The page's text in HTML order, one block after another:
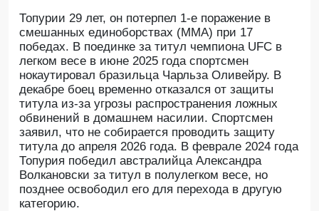
Топурии 29 лет, он потерпел 1-е поражение в
смешанных единоборствах (MMA) при 17
победах. В поединке за титул чемпиона UFC в
легком весе в июне 2025 года спортсмен
нокаутировал бразильца Чарльза Оливейру. В
декабре боец временно отказался от защиты
титула из-за угрозы распространения ложных
обвинений в домашнем насилии. Спортсмен
заявил, что не собирается проводить защиту
титула до апреля 2026 года. В феврале 2024 года
Топурия победил австралийца Александра
Волкановски за титул в полулегком весе, но
позднее освободил его для перехода в другую
категорию.